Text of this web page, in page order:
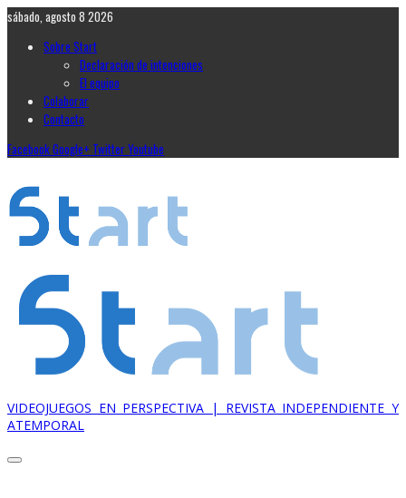
sábado, agosto 8 2026
Sobre Start
Declaración de intenciones
El equipo
Colaborar
Contacto
FacebookGoogle+ TwitterYoutube
VIDEOJUEGOS EN PERSPECTIVA | REVISTA INDEPENDIENTE Y
ATEMPORAL